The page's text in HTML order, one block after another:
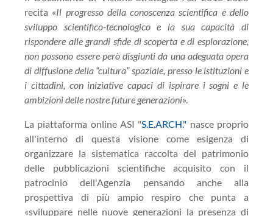
recita «Il progresso della conoscenza scientifica e dello
sviluppo scientifico-tecnologico e la sua capacità di
rispondere alle grandi sfide di scoperta e di esplorazione,
non possono essere però disgiunti da una adeguata opera
di diffusione della “cultura” spaziale, presso le istituzioni e
i cittadini, con iniziative capaci di ispirare i sogni e le
ambizioni delle nostre future generazioni».
La piattaforma online ASI "S.E.ARCH." nasce proprio
all'interno di questa visione come esigenza di
organizzare la sistematica raccolta del patrimonio
delle pubblicazioni scientifiche acquisito con il
patrocinio dell'Agenzia pensando anche alla
prospettiva di più ampio respiro che punta a
«sviluppare nelle nuove generazioni la presenza di